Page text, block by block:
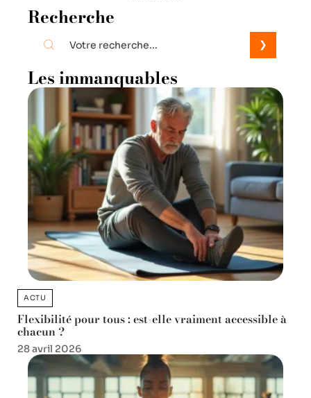
Recherche
Les immanquables
ACTU
Flexibilité pour tous : est-elle vraiment accessible à
chacun ?
28 avril 2026